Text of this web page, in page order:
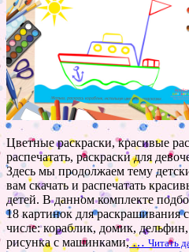
Цветные раскраски, красивые
распечатать, раскраски для
Здесь мы продолжаем тему
вам скачать и распечатать
детей. В данном комплекте
18 картинок для раскрашивания
числе: кораблик, домик,
рисунка с машинками,… Читать